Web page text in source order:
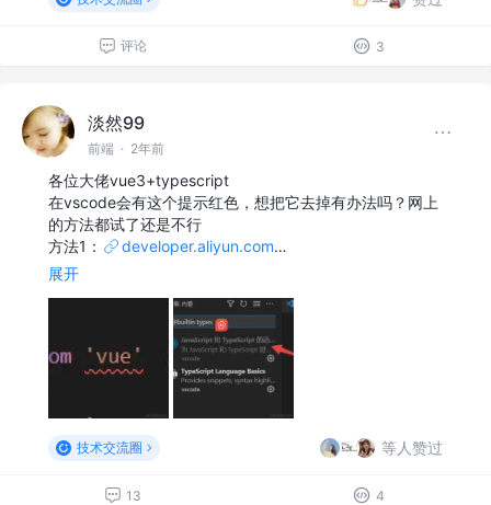
评论 3
淡然99
前端 · 2年前
各位大佬vue3+typescript
在vscode会有这个提示红色，想把它去掉有办法吗？网上
的方法都试了还是不行
方法1：
developer.aliyun.com…
展开
技术交流圈 等人赞过
13 4